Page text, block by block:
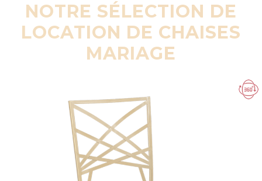
NOTRE SÉLECTION DE
LOCATION DE CHAISES
MARIAGE